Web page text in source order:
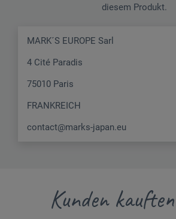
diesem Produkt.
MARK´S EUROPE Sarl
4 Cité Paradis
75010 Paris
FRANKREICH
contact@marks-japan.eu
Kunden